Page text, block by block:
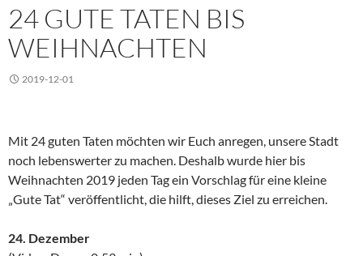
24 GUTE TATEN BIS
WEIHNACHTEN
2019-12-01
Mit 24 guten Taten möchten wir Euch anregen, unsere Stadt
noch lebenswerter zu machen. Deshalb wurde hier bis
Weihnachten 2019 jeden Tag ein Vorschlag für eine kleine
„Gute Tat“ veröffentlicht, die hilft, dieses Ziel zu erreichen.
24. Dezember